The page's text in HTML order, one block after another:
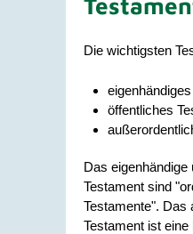
Die wichtigsten
öffentliches
Das eigenhändige
Testament sind
Testamente". Das
Testament ist